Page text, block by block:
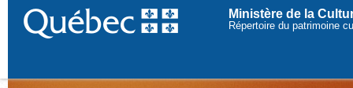
Ministère de la
Répertoire du patrimoine